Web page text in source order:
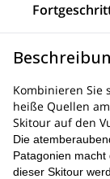
Kombinieren Sie
heiße Quellen
Skitour auf den
Die
Patagonien
dieser Skitour